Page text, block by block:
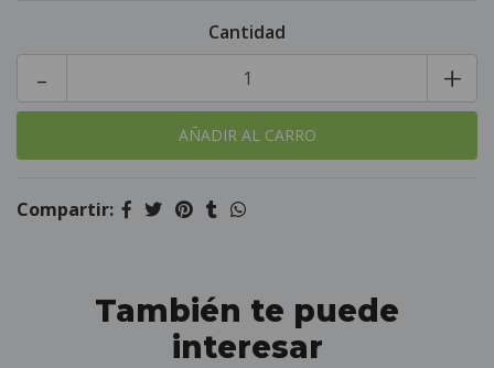
Cantidad
+
-
Compartir:
También te puede
interesar